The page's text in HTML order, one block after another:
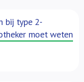
bij type 2-
moet weten